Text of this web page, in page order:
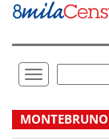
Vai
direttamente
Toggle
navigation
.
MONTEBRUNO